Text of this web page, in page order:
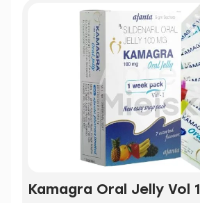
Kamagra Oral Jelly Vol 1